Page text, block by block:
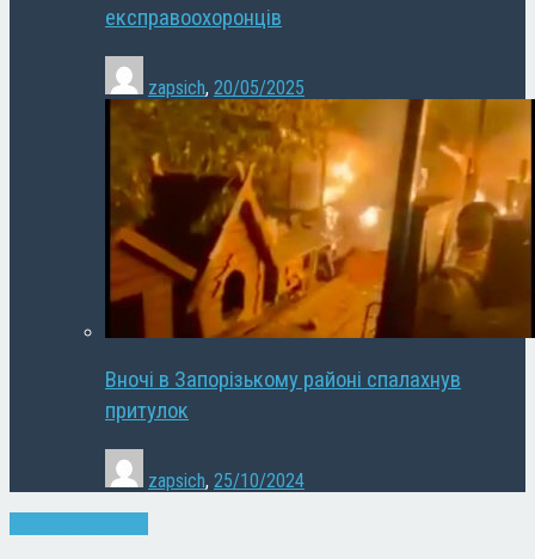
експравоохоронців
zapsich, 20/05/2025
Вночі в Запорізькому районі спалахнув
притулок
zapsich, 25/10/2024